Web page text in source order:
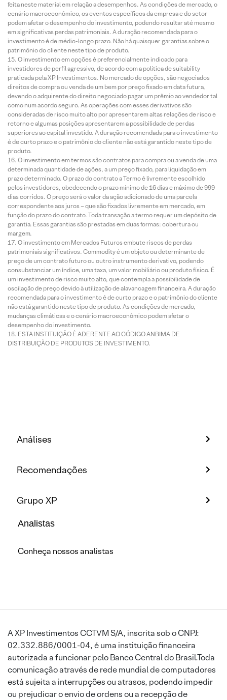
feita neste material em relação a desempenhos. As condições de mercado, o
cenário macroeconômico, os eventos específicos da empresa e do setor
podem afetar o desempenho do investimento, podendo resultar até mesmo
em significativas perdas patrimoniais. A duração recomendada para o
investimento é de médio-longo prazo. Não há quaisquer garantias sobre o
patrimônio do cliente neste tipo de produto.
O investimento em opções é preferencialmente indicado para
investidores de perfil agressivo, de acordo com a política de suitability
praticada pela XP Investimentos. No mercado de opções, são negociados
direitos de compra ou venda de um bem por preço fixado em data futura,
devendo o adquirente do direito negociado pagar um prêmio ao vendedor tal
como num acordo seguro. As operações com esses derivativos são
consideradas de risco muito alto por apresentarem altas relações de risco e
retorno e algumas posições apresentarem a possibilidade de perdas
superiores ao capital investido. A duração recomendada para o investimento
é de curto prazo e o patrimônio do cliente não está garantido neste tipo de
produto.
O investimento em termos são contratos para compra ou a venda de uma
determinada quantidade de ações, a um preço fixado, para liquidação em
prazo determinado. O prazo do contrato a Termo é livremente escolhido
pelos investidores, obedecendo o prazo mínimo de 16 dias e máximo de 999
dias corridos. O preço será o valor da ação adicionado de uma parcela
correspondente aos juros – que são fixados livremente em mercado, em
função do prazo do contrato. Toda transação a termo requer um depósito de
garantia. Essas garantias são prestadas em duas formas: cobertura ou
margem.
O investimento em Mercados Futuros embute riscos de perdas
patrimoniais significativos. Commodity é um objeto ou determinante de
preço de um contrato futuro ou outro instrumento derivativo, podendo
consubstanciar um índice, uma taxa, um valor mobiliário ou produto físico. É
um investimento de risco muito alto, que contempla a possibilidade de
oscilação de preço devido à utilização de alavancagem financeira. A duração
recomendada para o investimento é de curto prazo e o patrimônio do cliente
não está garantido neste tipo de produto. As condições de mercado,
mudanças climáticas e o cenário macroeconômico podem afetar o
desempenho do investimento.
ESTA INSTITUIÇÃO É ADERENTE AO CÓDIGO ANBIMA DE
DISTRIBUIÇÃO DE PRODUTOS DE INVESTIMENTO.
Análises
Recomendações
Grupo XP
Analistas
Conheça nossos analistas
A XP Investimentos CCTVM S/A, inscrita sob o CNPJ:
02.332.886/0001-04, é uma instituição financeira
autorizada a funcionar pelo Banco Central do Brasil.Toda
comunicação através de rede mundial de computadores
está sujeita a interrupções ou atrasos, podendo impedir
ou prejudicar o envio de ordens ou a recepção de